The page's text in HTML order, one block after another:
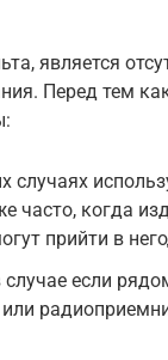
является
Перед тем
случаях
часто, когда
прийти в
если